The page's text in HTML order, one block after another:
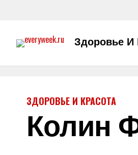
Здоровье И
ЗДОРОВЬЕ И КРАСОТА
Колин